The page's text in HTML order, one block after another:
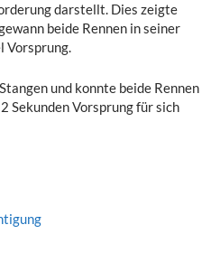
darstellt. Dies zeigte
beide Rennen in seiner
Vorsprung.
und konnte beide Rennen
Sekunden Vorsprung für sich